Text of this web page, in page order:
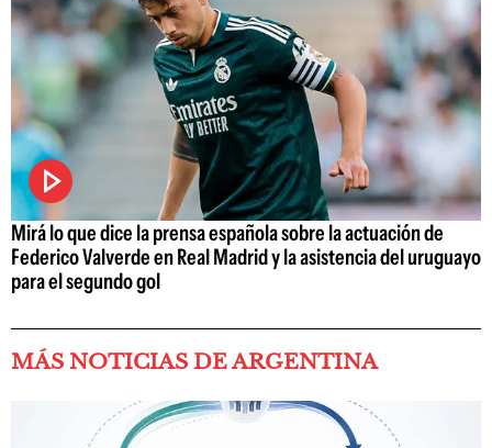
Mirá lo que dice la prensa española sobre la actuación de
Federico Valverde en Real Madrid y la asistencia del uruguayo
para el segundo gol
MÁS NOTICIAS DE ARGENTINA